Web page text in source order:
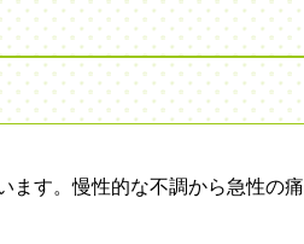
ます。慢性的な不調から急性の痛